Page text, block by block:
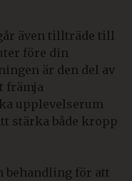
även tillträde till
före din
är den del av
främja
upplevelserum
stärka både kropp
behandling för att